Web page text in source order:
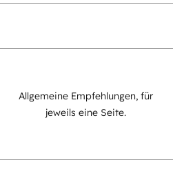
Allgemeine Empfehlungen, für
jeweils eine Seite.